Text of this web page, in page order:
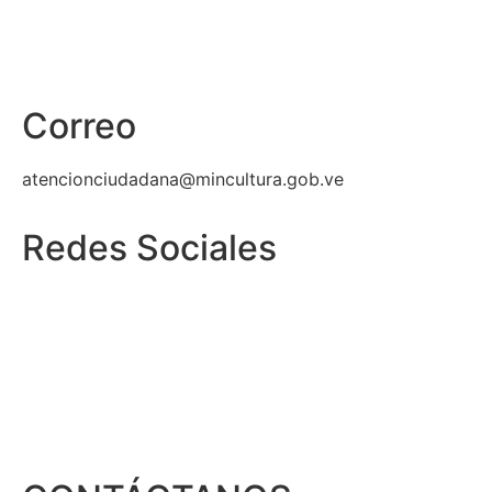
Correo
atencionciudadana@mincultura.gob.ve
Redes Sociales